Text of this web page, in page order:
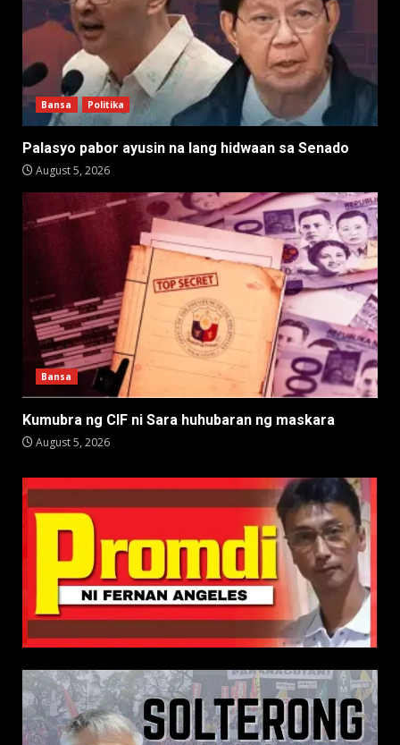
Bansa Politika
Palasyo pabor ayusin na lang hidwaan sa Senado
August 5, 2026
Bansa
Kumubra ng CIF ni Sara huhubaran ng maskara
August 5, 2026